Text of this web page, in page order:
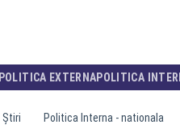
POLITICA EXTERNAPOLITICA
Știri Politica Interna - nationala